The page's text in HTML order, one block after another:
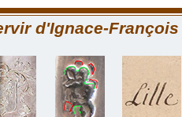
d'Ignace-